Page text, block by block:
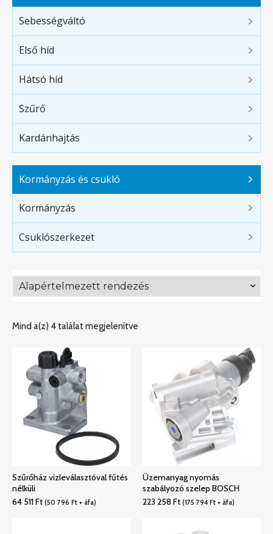
Sebességváltó
Első híd
Hátsó híd
Szűrő
Kardánhajtás
Kormányzás és csukló
Kormányzás
Csuklószerkezet
Mind a(z) 4 találat megjelenítve
Szűrőház vízleválasztóval fűtés
nélküli
64 511Ft (50 796 Ft + áfa)
Üzemanyag nyomás
szabályozó szelep BOSCH
223 258Ft (175 794 Ft + áfa)